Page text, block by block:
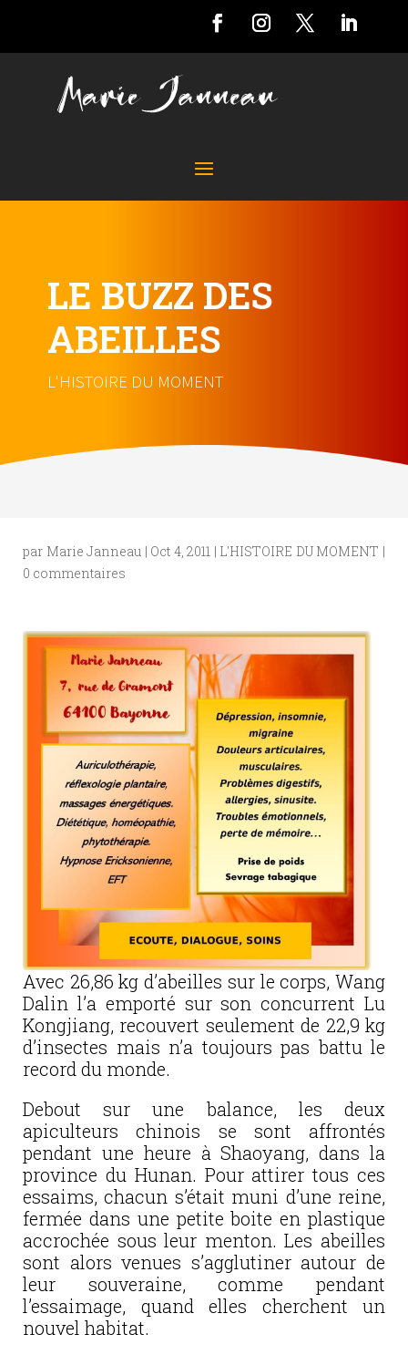
LE BUZZ DES
ABEILLES
L'HISTOIRE DU MOMENT
par Marie Janneau | Oct 4, 2011 | L'HISTOIRE DU MOMENT |
0 commentaires
Avec 26,86 kg d’abeilles sur le corps, Wang
Dalin l’a emporté sur son concurrent Lu
Kongjiang, recouvert seulement de 22,9 kg
d’insectes mais n’a toujours pas battu le
record du monde.
Debout sur une balance, les deux
apiculteurs chinois se sont affrontés
pendant une heure à Shaoyang, dans la
province du Hunan. Pour attirer tous ces
essaims, chacun s’était muni d’une reine,
fermée dans une petite boite en plastique
accrochée sous leur menton. Les abeilles
sont alors venues s’agglutiner autour de
leur souveraine, comme pendant
l’essaimage, quand elles cherchent un
nouvel habitat.